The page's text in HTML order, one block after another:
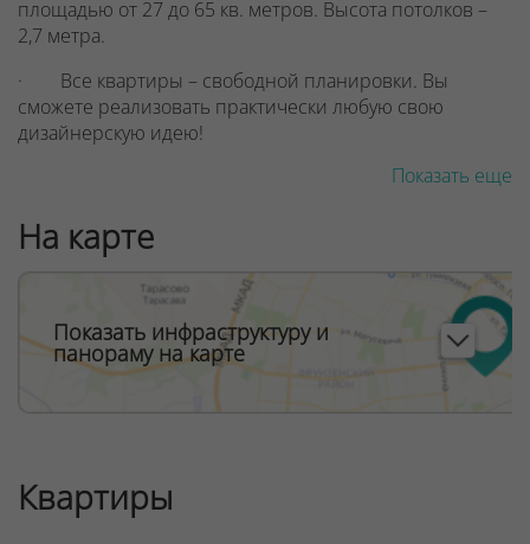
площадью от 27 до 65 кв. метров. Высота потолков –
2,7 метра.
· Все квартиры – свободной планировки. Вы
сможете реализовать практически любую свою
дизайнерскую идею!
· В доме – 3 бесшумных и скоростных лифта
грузоподъемностью 1000 и 450 кг. В том числе и
панорамный!
Большие окна от потолка до пола, остекленные
лоджии и балконы. Солнца и света в квартирах будет
много! Кстати, для безопасности и удобства жильцов
нижняя часть окна высотой 1,1 метра от пола будет
глухой с заполнением триплексом. Ограждения
· Просторные, светлые, с потолками высотой 3,6
Показать еще
На карте
Показать инфраструктуру и
панораму на карте
Квартиры